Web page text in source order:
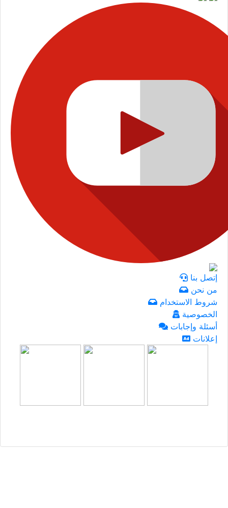
إتصل بنا
من نحن
شروط الاستخدام
الخصوصية
أسئلة وإجابات
إعلانات